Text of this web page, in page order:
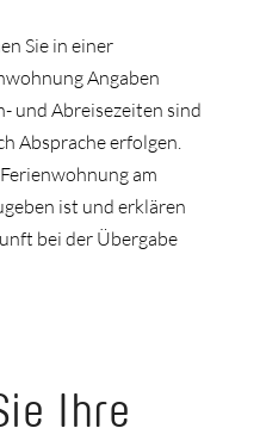
Sie in einer
Angaben
und Abreisezeiten sind
Absprache erfolgen.
am
ist und erklären
bei der Übergabe
Ihre